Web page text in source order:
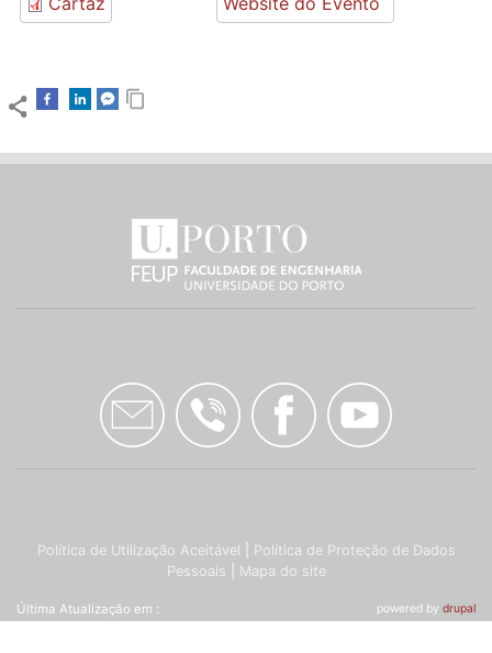
Política de Utilização Aceitável
Política de Proteção de Dados
Pessoais
Mapa do site
Última Atualização em : powered by drupal